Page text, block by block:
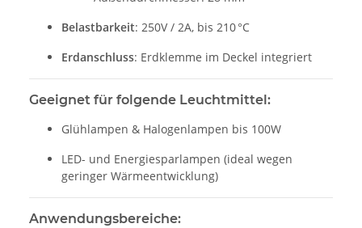
Belastbarkeit: 250V / 2A, bis 210 °C
Erdanschluss: Erdklemme im Deckel integriert
Geeignet für folgende Leuchtmittel:
Glühlampen & Halogenlampen bis 100W
LED- und Energiesparlampen (ideal wegen
geringer Wärmeentwicklung)
Anwendungsbereiche: